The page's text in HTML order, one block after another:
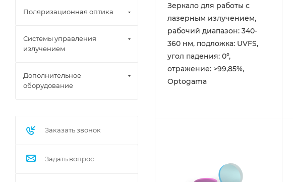
Зеркало для работы с
лазерным излучением,
рабочий диапазон: 340-
360 нм, подложка: UVFS,
угол падения: 0°,
отражение: >99,85%,
Optogama
Поляризационная оптика
Системы управления
излучением
Дополнительное
оборудование
Заказать звонок
Задать вопрос